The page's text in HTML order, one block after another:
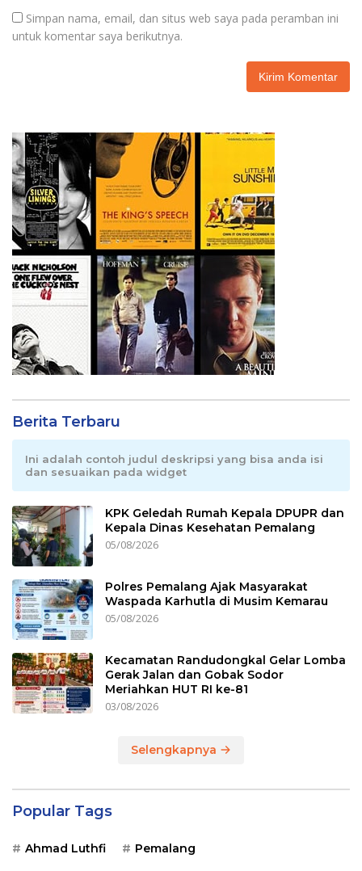
Simpan nama, email, dan situs web saya pada peramban ini
untuk komentar saya berikutnya.
Berita Terbaru
Ini adalah contoh judul deskripsi yang bisa anda isi
dan sesuaikan pada widget
KPK Geledah Rumah Kepala DPUPR dan
Kepala Dinas Kesehatan Pemalang
05/08/2026
Polres Pemalang Ajak Masyarakat
Waspada Karhutla di Musim Kemarau
05/08/2026
Kecamatan Randudongkal Gelar Lomba
Gerak Jalan dan Gobak Sodor
Meriahkan HUT RI ke-81
03/08/2026
Selengkapnya
Popular Tags
Ahmad Luthfi Pemalang